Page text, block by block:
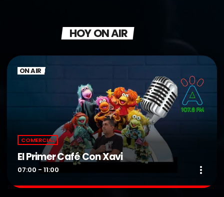
HOY ON AIR
ON AIR
COMERCIAL
El Primer Café Con Xavi
07:00 - 11:00 more_vert